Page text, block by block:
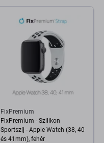
FixPremium
FixPremium - Szilikon
Sportszíj - Apple Watch (38, 40
és 41mm), fehér